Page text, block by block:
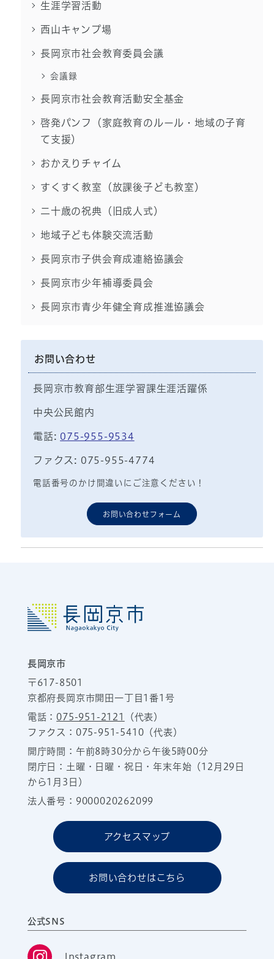
生涯学習活動
西山キャンプ場
長岡京市社会教育委員会議
会議録
長岡京市社会教育活動安全基金
啓発パンフ（家庭教育のルール・地域の子育
て支援）
おかえりチャイム
すくすく教室（放課後子ども教室）
二十歳の祝典（旧成人式）
地域子ども体験交流活動
長岡京市子供会育成連絡協議会
長岡京市少年補導委員会
長岡京市青少年健全育成推進協議会
お問い合わせ
長岡京市教育部生涯学習課生涯活躍係
中央公民館内
電話: 075-955-9534
ファクス: 075-955-4774
電話番号のかけ間違いにご注意ください！
お問い合わせフォーム
長岡京市
〒617-8501
京都府長岡京市開田一丁目1番1号
電話：075-951-2121
（代表）
ファクス：075-951-5410（代表）
開庁時間：午前8時30分から午後5時00分
閉庁日：土曜・日曜・祝日・年末年始（12月29日
から1月3日）
法人番号：9000020262099
アクセスマップ
お問い合わせはこちら
公式SNS
Instagram